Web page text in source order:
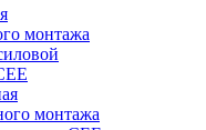
монтажа
монтажа